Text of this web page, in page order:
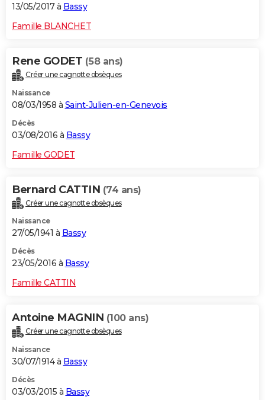
13/05/2017 à Bassy
Famille BLANCHET
Rene GODET (58 ans)
Créer une cagnotte obsèques
Naissance
08/03/1958 à Saint-Julien-en-Genevois
Décès
03/08/2016 à Bassy
Famille GODET
Bernard CATTIN (74 ans)
Créer une cagnotte obsèques
Naissance
27/05/1941 à Bassy
Décès
23/05/2016 à Bassy
Famille CATTIN
Antoine MAGNIN (100 ans)
Créer une cagnotte obsèques
Naissance
30/07/1914 à Bassy
Décès
03/03/2015 à Bassy